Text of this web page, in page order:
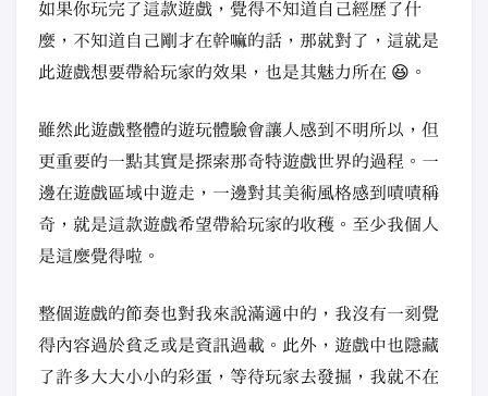
如果你玩完了這款遊戲，覺得不知道自己經歷了什
麼，不知道自己剛才在幹嘛的話，那就對了，這就是
此遊戲想要帶給玩家的效果，也是其魅力所在 😆。
雖然此遊戲整體的遊玩體驗會讓人感到不明所以，但
更重要的一點其實是探索那奇特遊戲世界的過程。一
邊在遊戲區域中遊走，一邊對其美術風格感到嘖嘖稱
奇，就是這款遊戲希望帶給玩家的收穫。至少我個人
是這麼覺得啦。
整個遊戲的節奏也對我來說滿適中的，我沒有一刻覺
得內容過於貧乏或是資訊過載。此外，遊戲中也隱藏
了許多大大小小的彩蛋，等待玩家去發掘，我就不在